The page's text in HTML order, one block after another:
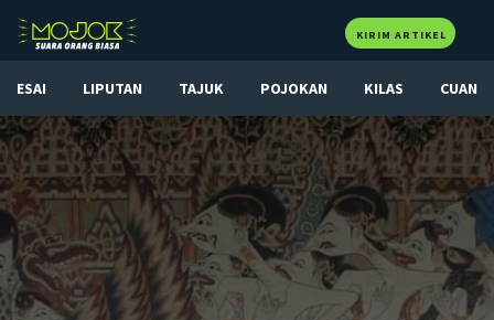
KIRIM ARTIKEL
ESAI LIPUTAN TAJUK POJOKAN KILAS CUAN